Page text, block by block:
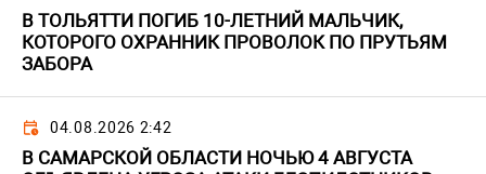
В ТОЛЬЯТТИ ПОГИБ 10-ЛЕТНИЙ МАЛЬЧИК,
КОТОРОГО ОХРАННИК ПРОВОЛОК ПО ПРУТЬЯМ
ЗАБОРА
04.08.2026 2:42
В САМАРСКОЙ ОБЛАСТИ НОЧЬЮ 4 АВГУСТА